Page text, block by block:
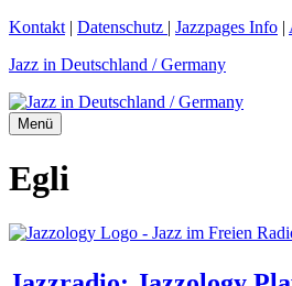
Zum
springen
Kontakt | Datenschutz | Jazzpages Info |
Jazz in Deutschland / Germany
Menü
Egli